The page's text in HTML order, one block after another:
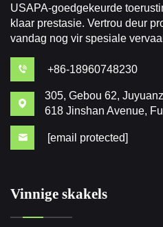
USAPA-goedgekeurde
klaar prestasie. Vertrou deur
vandag nog vir spesiale
+86-18960748230
305, Gebou 62,
618 Jinshan Avenue,
[email protected]
Vinnige skakels